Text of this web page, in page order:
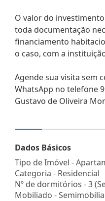
O valor do investimento
toda documentação
financiamento
o caso, com a
Agende sua visita sem
WhatsApp no telefone
Gustavo de Oliveira
Dados Básicos
Tipo de Imóvel -
Categoria - Residencial
Nº de dormitórios - 3
Mobiliado -